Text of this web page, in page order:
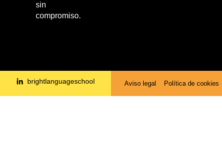
sin
compromiso.
Aviso legal Política de cookies
brightlanguageschool